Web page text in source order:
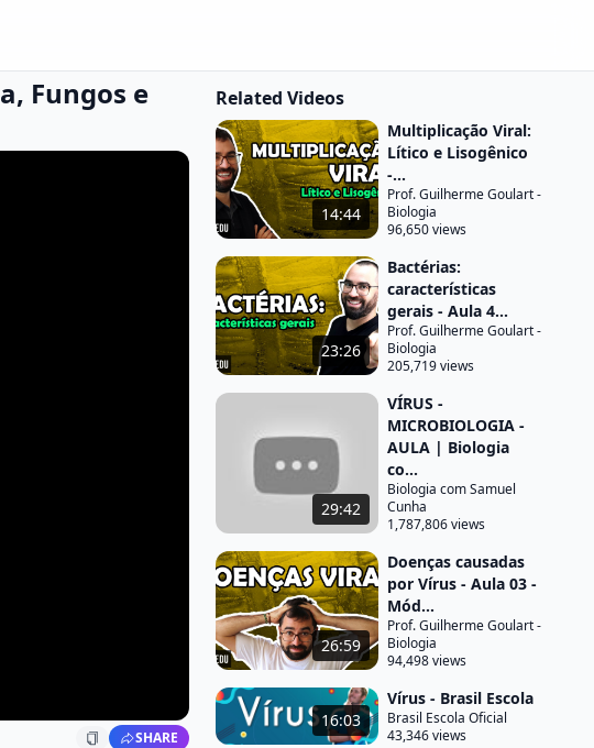
Fungos e
SHARE
Related Videos
14:44
Multiplicação Viral:
Lítico e Lisogênico
-...
Prof. Guilherme Goulart -
Biologia
96,650 views
23:26
Bactérias:
características
gerais - Aula 4...
Prof. Guilherme Goulart -
Biologia
205,719 views
29:42
VÍRUS -
MICROBIOLOGIA -
AULA | Biologia
co...
Biologia com Samuel
Cunha
1,787,806 views
26:59
Doenças causadas
por Vírus - Aula 03 -
Mód...
Prof. Guilherme Goulart -
Biologia
94,498 views
16:03
Vírus - Brasil Escola
Brasil Escola Oficial
43,346 views